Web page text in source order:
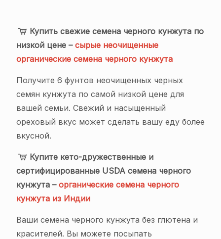
Купить свежие семена черного кунжута по
низкой цене – сырые неочищенные
органические семена черного кунжута
Получите 6 фунтов неочищенных черных
семян кунжута по самой низкой цене для
вашей семьи. Свежий и насыщенный
ореховый вкус может сделать вашу еду более
вкусной.
Купите кето-дружественные и
сертифицированные USDA семена черного
кунжута – органические семена черного
кунжута из Индии
Ваши семена черного кунжута без глютена и
красителей. Вы можете посыпать